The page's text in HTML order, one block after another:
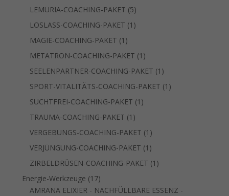
Produkt
LEMURIA-COACHING-PAKET 55
Produkte
LOSLASS-COACHING-PAKET 1 1
MAGIE-COACHING-PAKET 1 1
Produkt
METATRON-COACHING-PAKET 1 1
Produkt
SEELENPARTNER-COACHING-PAKET 1 1
Produkt
SPORT-VITALITÄTS-COACHING-PAKET 1 1
SUCHTFREI-COACHING-PAKET 1 1
TRAUMA-COACHING-PAKET 1 1
Produkt
VERGEBUNGS-COACHING-PAKET 1 1
Produkt
VERJÜNGUNG-COACHING-PAKET 1 1
Produkt
ZIRBELDRÜSEN-COACHING-PAKET 1 1
Energie-Werkzeuge 1717
Produkte
AMRANA ELIXIER - NACHFÜLLBARE ESSENZ -